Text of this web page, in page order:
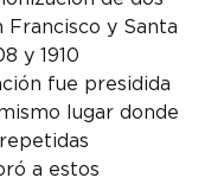
Francisco y Santa
y 1910
fue presidida
lugar donde
a estos